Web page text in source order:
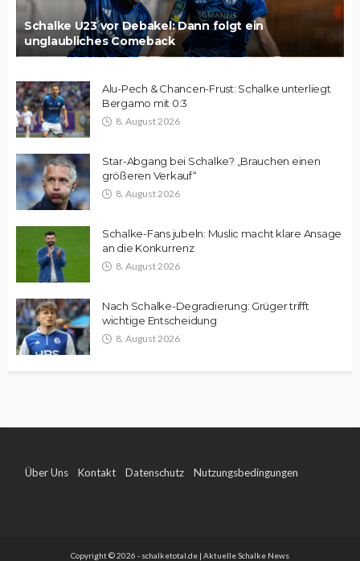
Schalke U23 vor Debakel: Dann folgt ein
unglaubliches Comeback
Alu-Pech & Chancen-Frust: Schalke unterliegt
Bergamo mit 0:3
8. August 2026
Star-Abgang bei Schalke? „Brauchen einen
größeren Verkauf“
8. August 2026
Schalke-Fans jubeln: Muslic macht klare Ansage
an die Konkurrenz
8. August 2026
Nach Schalke-Degradierung: Grüger trifft
wichtige Entscheidung
8. August 2026
Über Uns Kontakt Datenschutz Nutzungsbedingungen
Copyright © 2026 - schalketotal.de | Aktuelle Schalke News